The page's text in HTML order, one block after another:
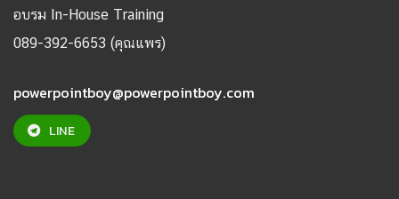
อบรม In-House Training
089-392-6653 (คุณแพร)
powerpointboy@powerpointboy.com
LINE